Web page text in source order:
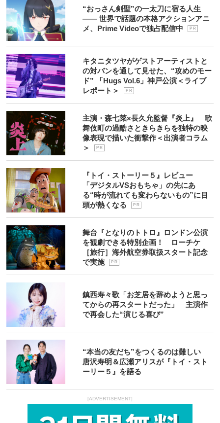
“おっさん剣聖”の一太刀に宿る人生
―― 世界で話題の本格アクションアニ
メ、Prime Videoで独占配信中
P R
キタニタツヤがゲストアーティストと
の対バンを通して見せた、“攻めのモー
ド” 「Hugs Vol.6」神戸公演＜ライブ
レポート＞
P R
主演・森七菜×長久允監督『炎上』 歌
舞伎町の過酷さときらきらを独特の映
像表現で描いた衝撃作＜出演者コラム
＞
P R
『トイ・ストーリー５』レビュー
「デジタルVSおもちゃ」の先にあ
る“時が流れても変わらないもの”に目
頭が熱くなる
P R
舞台『となりのトトロ』ロンドン公演
を観劇できる特別企画！ ローチケ
［旅行］海外航空券取扱スタート記念
で実施
P R
鎮西寿々歌「お芝居を辞めようと思っ
てからの再スタートだった」 主演作
で再会した“演じる喜び”
“本当の友だち”をつくるのは難しい
唐沢寿明＆広瀬アリスが『トイ・スト
ーリー５』を語る
[ADVERTISEMENT]